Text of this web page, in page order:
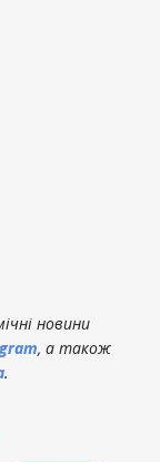
новини
, а також
.